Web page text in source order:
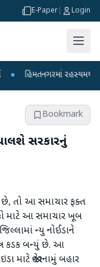
E-Paper Login
રહસ્યમય વાયરસ કે
Bookmark
સરકારનું
છે, તો આ સમાચાર ફક્ત
માટે આ સમાચાર ખૂબ
ન્યુ નોઈડાને
કડક બન્યું છે. આ
માટે જાહેરનામું બહાર